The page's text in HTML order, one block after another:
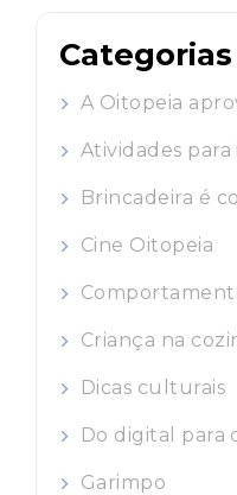
Categorias
A Oitopeia
Atividades
Brincadeira é
Cine Oitopeia
Criança na
Dicas culturais
Do digital para
Garimpo